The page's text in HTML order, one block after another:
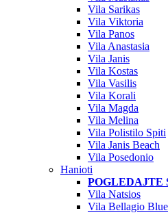
Vila Sarikas
Vila Viktoria
Vila Panos
Vila Anastasia
Vila Janis
Vila Kostas
Vila Vasilis
Vila Korali
Vila Magda
Vila Melina
Vila Polistilo Spiti
Vila Janis Beach
Vila Posedonio
Hanioti
POGLEDAJTE
Vila Natsios
Vila Bellagio Blue